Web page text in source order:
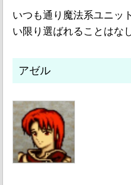
いつも通り魔法系ユニッ
い限り選ばれることはなし
アゼル